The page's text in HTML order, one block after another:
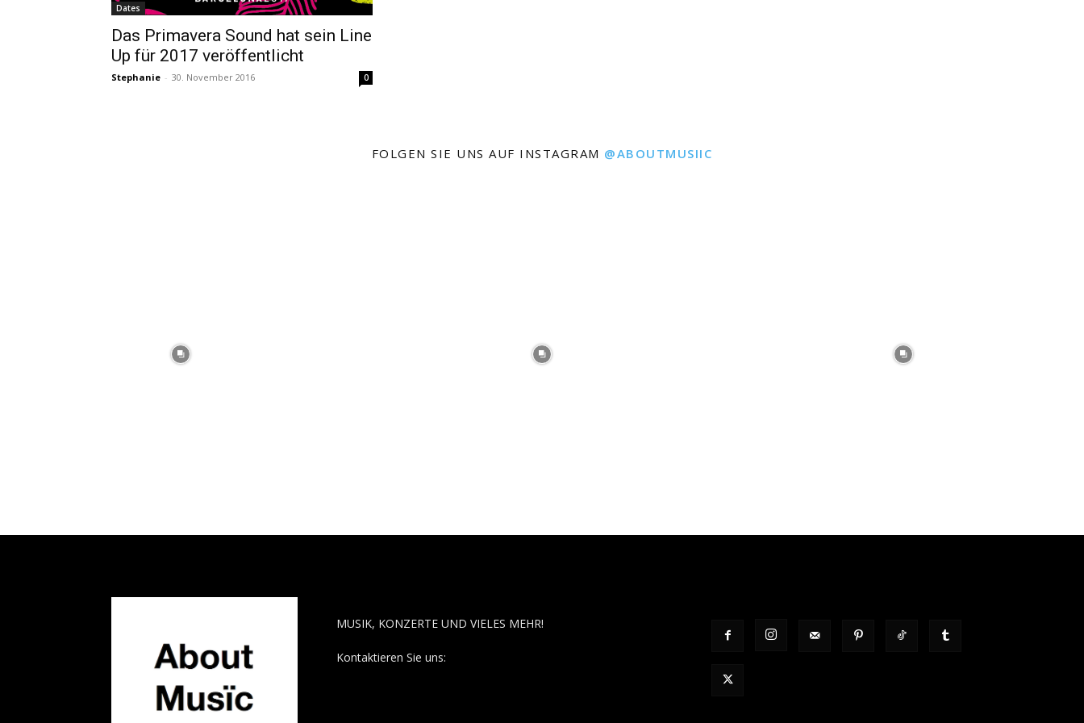
Dates
Das Primavera Sound hat sein Line
Up für 2017 veröffentlicht
Stephanie - 30. November 2016 0
FOLGEN SIE UNS AUF INSTAGRAM @ABOUTMUSIIC
MUSIK, KONZERTE UND VIELES MEHR!
Kontaktieren Sie uns: